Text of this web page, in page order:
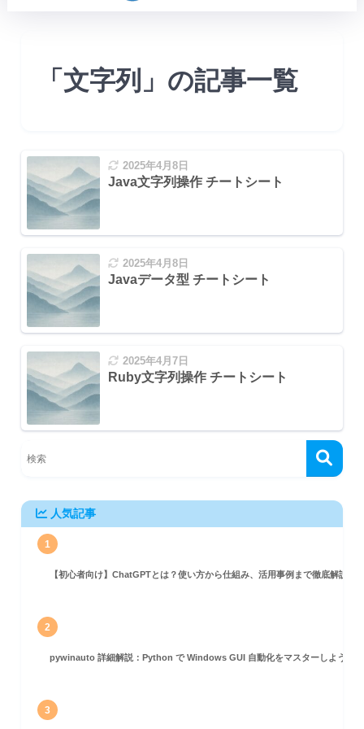
「文字列」の記事一覧
2025年4月8日
Java文字列操作 チートシート
2025年4月8日
Javaデータ型 チートシート
2025年4月7日
Ruby文字列操作 チートシート
人気記事
1
【初心者向け】ChatGPTとは？使い方から仕組み、活用事例まで徹底解説
2
pywinauto 詳細解説：Python で Windows GUI 自動化をマスターしよう！
3